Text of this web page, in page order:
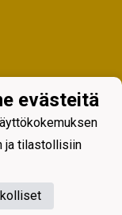
evästeitä
ja tilastollisiin